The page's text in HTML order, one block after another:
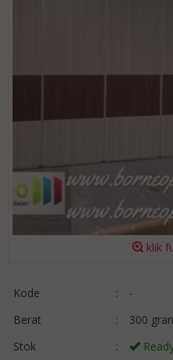
klik
Kode :
-
Berat
:
300
Stok
: